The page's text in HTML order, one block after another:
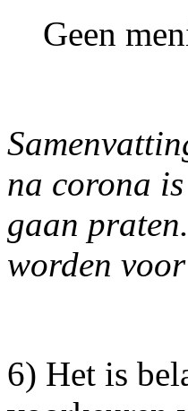
Geen
na corona
gaan
worden
6) Het is